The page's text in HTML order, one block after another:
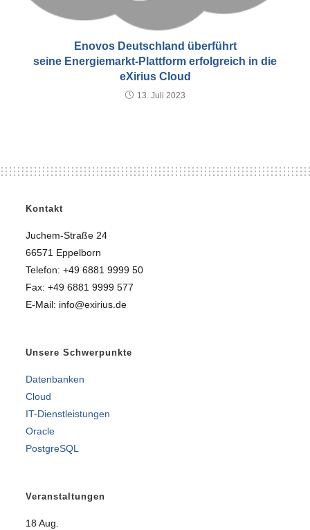
Enovos Deutschland überführt
seine Energiemarkt-Plattform erfolgreich in die
eXirius Cloud
13. Juli 2023
Kontakt
Juchem-Straße 24
66571 Eppelborn
Telefon: +49 6881 9999 50
Fax: +49 6881 9999 577
E-Mail: info@exirius.de
Unsere Schwerpunkte
Datenbanken
Cloud
IT-Dienstleistungen
Oracle
PostgreSQL
Veranstaltungen
18 Aug.